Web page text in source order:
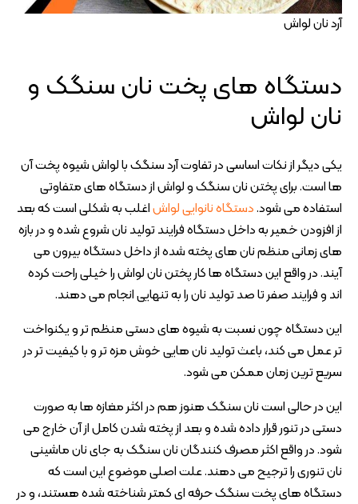
آرد نان لواش
دستگاه های پخت نان سنگک و
نان لواش
یکی دیگر از نکات اساسی در تفاوت آرد سنگک با لواش شیوه پخت آن
ها است. برای پختن نان سنگک و لواش از دستگاه های متفاوتی
استفاده می شود.دستگاه نانوایی لواشاغلب به شکلی است که بعد
از افزودن خمیر به داخل دستگاه فرایند تولید نان شروع شده و در بازه
های زمانی منظم نان های پخته شده از داخل دستگاه بیرون می
آیند. در واقع این دستگاه ها کار پختن نان لواش را خیلی راحت کرده
اند و فرایند صفر تا صد تولید نان را به تنهایی انجام می دهند.
این دستگاه چون نسبت به شیوه های دستی منظم تر و یکنواخت
تر عمل می کند، باعث تولید نان هایی خوش مزه تر و با کیفیت تر در
سریع ترین زمان ممکن می شود.
این در حالی است نان سنگک هنوز هم در اکثر مغازه ها به صورت
دستی در تنور قرار داده شده و بعد از پخته شدن کامل از آن خارج می
شود. در واقع اکثر مصرف کنندگان نان سنگک به جای نان ماشینی
نان تنوری را ترجیح می دهند. علت اصلی موضوع این است که
دستگاه های پخت سنگک حرفه ای کمتر شناخته شده هستند، و در